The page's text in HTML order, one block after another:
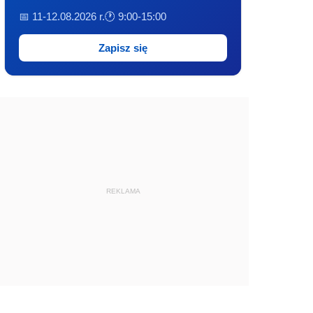
📅 11-12.08.2026 r.🕐 9:00-15:00
Zapisz się
REKLAMA